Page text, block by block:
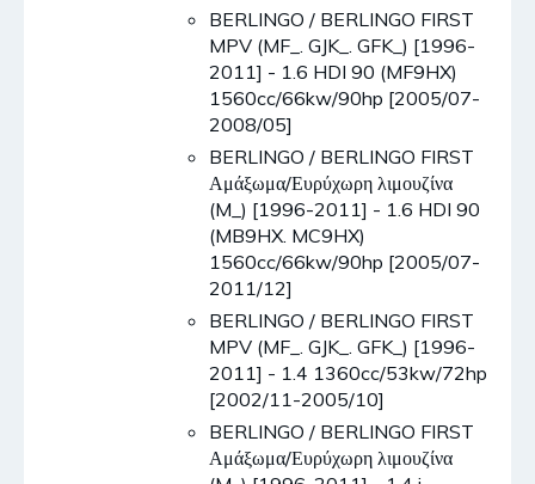
BERLINGO / BERLINGO FIRST
MPV (MF_. GJK_. GFK_) [1996-
2011] - 1.6 HDI 90 (MF9HX)
1560cc/66kw/90hp [2005/07-
2008/05]
BERLINGO / BERLINGO FIRST
Αμάξωμα/Ευρύχωρη λιμουζίνα
(M_) [1996-2011] - 1.6 HDI 90
(MB9HX. MC9HX)
1560cc/66kw/90hp [2005/07-
2011/12]
BERLINGO / BERLINGO FIRST
MPV (MF_. GJK_. GFK_) [1996-
2011] - 1.4 1360cc/53kw/72hp
[2002/11-2005/10]
BERLINGO / BERLINGO FIRST
Αμάξωμα/Ευρύχωρη λιμουζίνα